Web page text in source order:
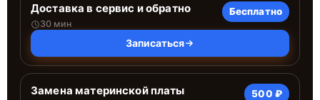
Доставка в сервис и обратно
30 мин
Бесплатно
Записаться
Замена материнской платы 500 ₽